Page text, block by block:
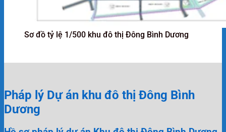
Sơ đồ tỷ lệ 1/500 khu đô thị Đông Bình Dương
Pháp lý Dự án khu đô thị Đông Bình
Dương